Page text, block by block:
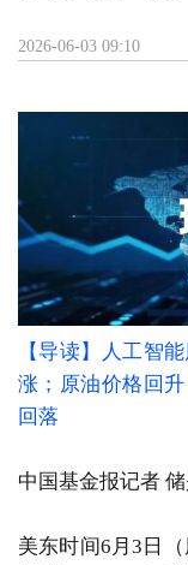
2026-06-03 09:10
【导读】人工智
涨；原油价格回
回落
中国基金报记者
美东时间6月3日